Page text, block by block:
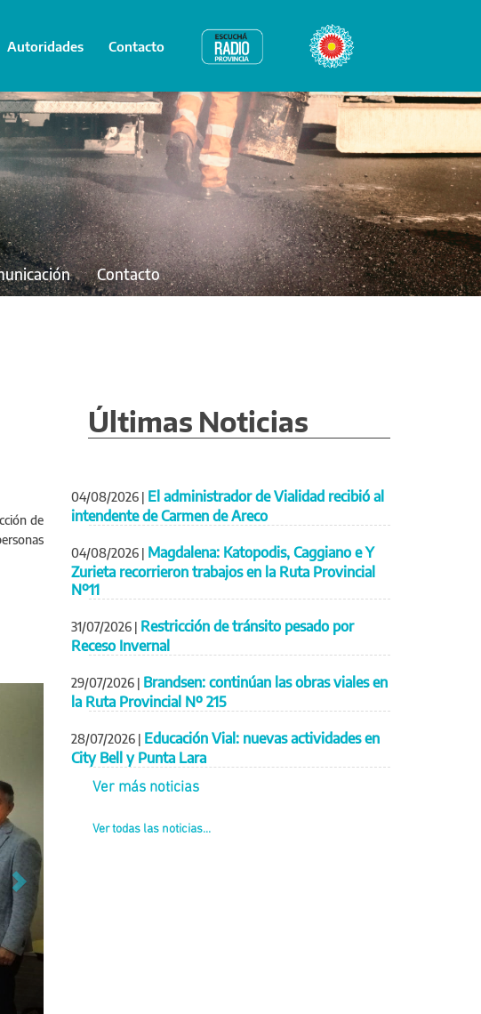
Autoridades Contacto Radio Provincia Bicentenario
Contacto
de
Siguiente
Últimas Noticias
04/08/2026 | El administrador de Vialidad recibió al
intendente de Carmen de Areco
04/08/2026 | Magdalena: Katopodis, Caggiano e Y
Zurieta recorrieron trabajos en la Ruta Provincial
Nº11
31/07/2026 | Restricción de tránsito pesado por
Receso Invernal
29/07/2026 | Brandsen: continúan las obras viales en
la Ruta Provincial Nº 215
28/07/2026 | Educación Vial: nuevas actividades en
City Bell y Punta Lara
Ver más noticias
Ver todas las noticias...